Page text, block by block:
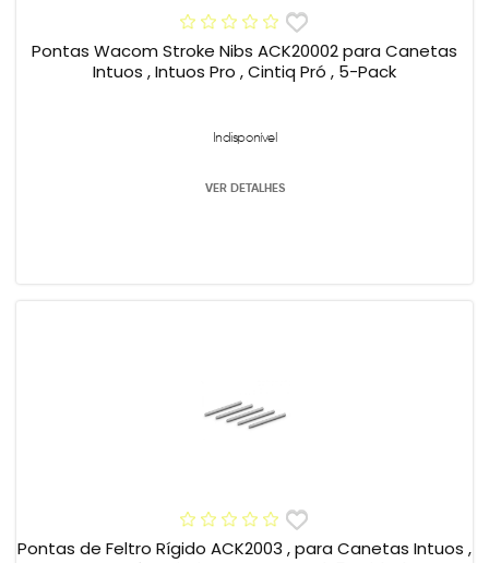
Pontas Wacom Stroke Nibs ACK20002 para Canetas
Intuos , Intuos Pro , Cintiq Pró , 5-Pack
Indisponível
VER DETALHES
Pontas de Feltro Rígido ACK2003 , para Canetas Intuos ,